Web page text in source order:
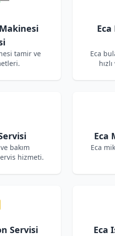
tamir ve
Eca
bakım
hizmeti.
Eca
Eca
Servisi Eca